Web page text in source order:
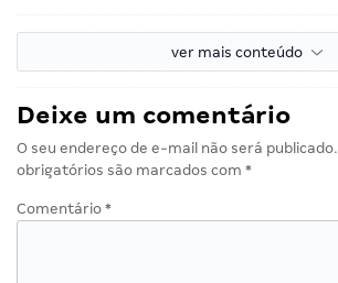
ver mais conteúdo
Deixe um comentário
O seu endereço de e-mail não será publicado.
obrigatórios são marcados com *
Comentário *